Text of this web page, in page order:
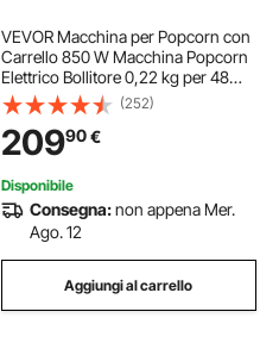
VEVOR Macchina per Popcorn con
Carrello 850 W Macchina Popcorn
Elettrico Bollitore 0,22 kg per 48
Tazze per Lotto, Macchina per
Popcorn dotato di Vetro Temperato,
Include 4 Misurini, Stile Cinema
(252)
20990€
Disponibile
Consegna:non appena Mer.
Ago. 12
Aggiungi al carrello